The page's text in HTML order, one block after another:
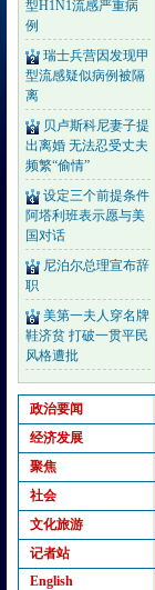
型H1N1流感严重病
例
瑞士兵营因发现甲
型流感疑似病例被隔
离
贝卢斯科尼妻子提
出离婚 无法忍受丈夫
频繁“偷情”
设定三个前提条件
阿塔利班表示愿与美
国对话
尼泊尔总理宣布辞
职
美第一夫人穿名牌
鞋济贫 打破一贯平民
风格遭批
政治要闻
经济发展
聚焦
社会
文化旅游
记者站
English